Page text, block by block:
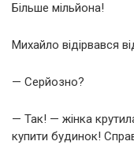
Більше мільйона!
Михайло відірвався
— Серйозно?
— Так! — жінка
купити будинок!